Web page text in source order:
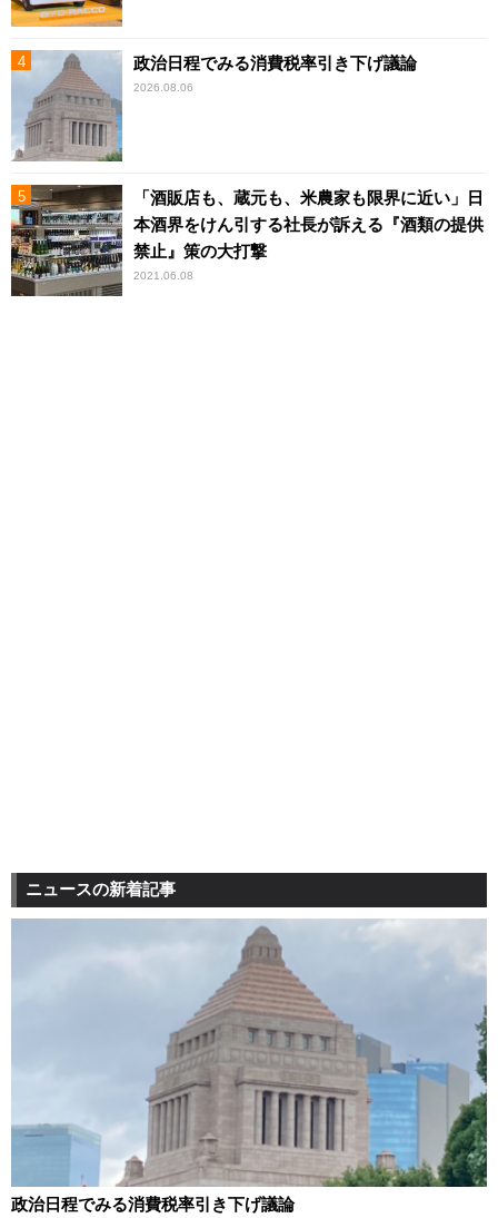
政治日程でみる消費税率引き下げ議論
2026.08.06
「酒販店も、蔵元も、米農家も限界に近い」日
本酒界をけん引する社長が訴える『酒類の提供
禁止』策の大打撃
2021.06.08
ニュースの新着記事
政治日程でみる消費税率引き下げ議論